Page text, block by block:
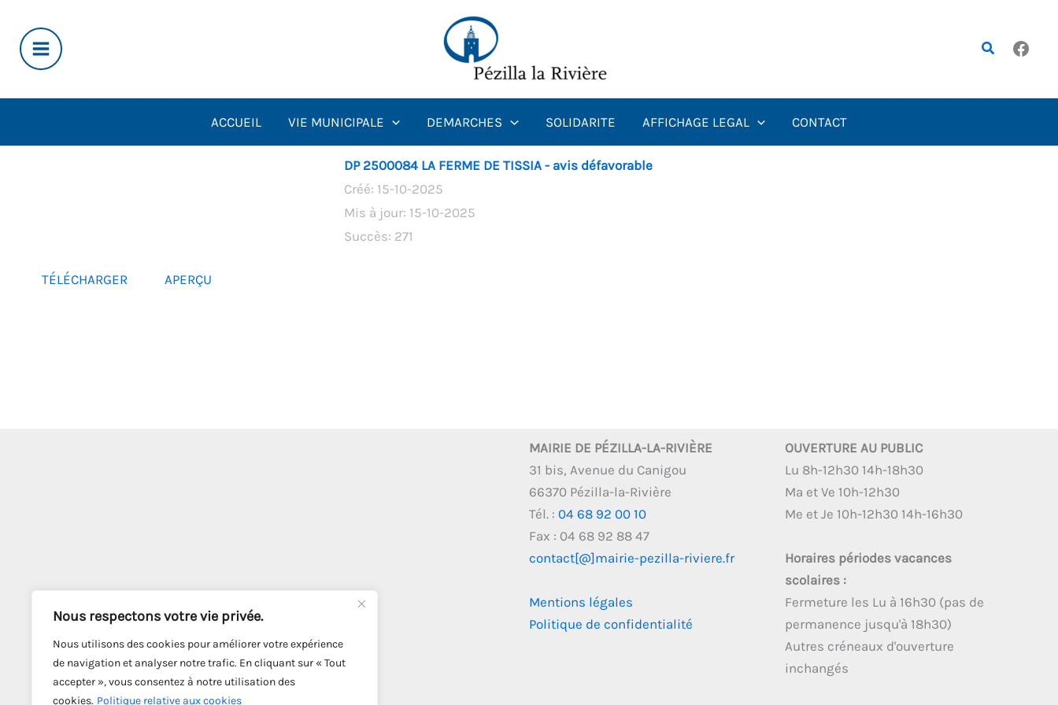
Nous respectons votre vie privée.
Nous utilisons des cookies pour améliorer votre expérience
de navigation et analyser notre trafic. En cliquant sur « Tout
accepter », vous consentez à notre utilisation des
cookies. Politique relative aux cookies
contenu
Rechercher
ACCUEIL VIE MUNICIPALE DEMARCHES SOLIDARITE AFFICHAGE LEGAL CONTACT
DP 2500084 LA FERME DE TISSIA - avis défavorable
Créé: 15-10-2025
Mis à jour: 15-10-2025
Succès: 271
TÉLÉCHARGER APERÇU
MAIRIE DE PÉZILLA-LA-RIVIÈRE
31 bis, Avenue du Canigou
66370 Pézilla-la-Rivière
Tél. : 04 68 92 00 10
Fax : 04 68 92 88 47
contact[@]mairie-pezilla-riviere.fr
Mentions légales
Politique de confidentialité
OUVERTURE AU PUBLIC
Lu 8h-12h30 14h-18h30
Ma et Ve 10h-12h30
Me et Je 10h-12h30 14h-16h30
Horaires périodes vacances
scolaires :
Fermeture les Lu à 16h30 (pas de
permanence jusqu'à 18h30)
Autres créneaux d'ouverture
inchangés